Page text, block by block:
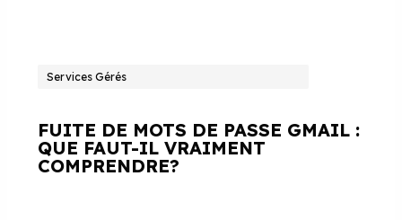
Services Gérés
FUITE DE MOTS DE PASSE GMAIL :
QUE FAUT-IL VRAIMENT
COMPRENDRE?